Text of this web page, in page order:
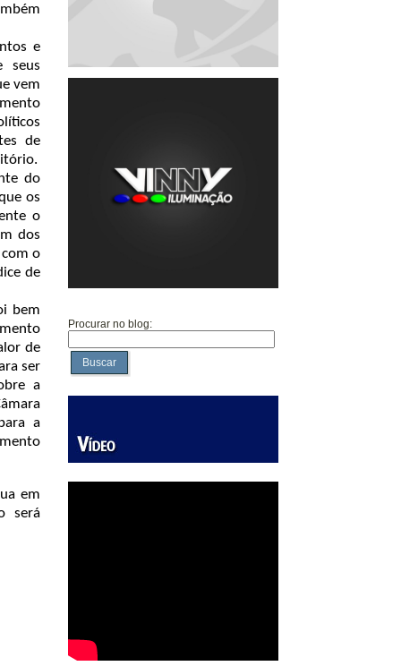
e
seus
vem
de
do
os
o
dos
o
de
bem
de
ser
a
a
em
será
Procurar no blog:
Buscar